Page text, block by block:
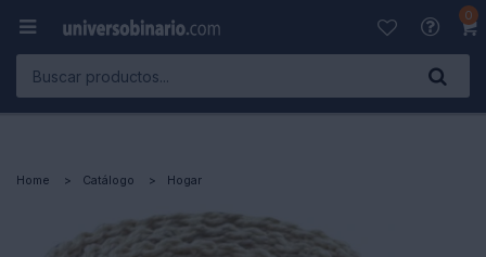
0

Home Catálogo Hogar